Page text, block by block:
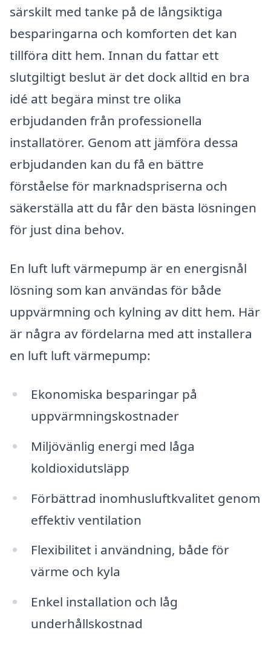
särskilt med tanke på de långsiktiga
besparingarna och komforten det kan
tillföra ditt hem. Innan du fattar ett
slutgiltigt beslut är det dock alltid en bra
idé att begära minst tre olika
erbjudanden från professionella
installatörer. Genom att jämföra dessa
erbjudanden kan du få en bättre
förståelse för marknadspriserna och
säkerställa att du får den bästa lösningen
för just dina behov.
En luft luft värmepump är en energisnål
lösning som kan användas för både
uppvärmning och kylning av ditt hem. Här
är några av fördelarna med att installera
en luft luft värmepump:
Ekonomiska besparingar på
uppvärmningskostnader
Miljövänlig energi med låga
koldioxidutsläpp
Förbättrad inomhusluftkvalitet genom
effektiv ventilation
Flexibilitet i användning, både för
värme och kyla
Enkel installation och låg
underhållskostnad